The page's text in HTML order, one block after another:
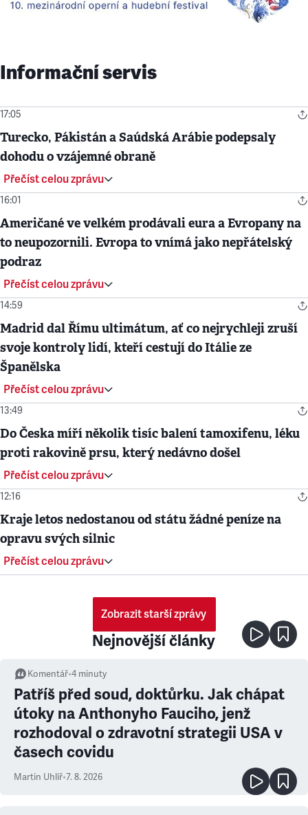
Informační servis
17:05
Turecko, Pákistán a Saúdská Arábie podepsaly
dohodu o vzájemné obraně
Přečíst celou zprávu
16:01
Američané ve velkém prodávali eura a Evropany na
to neupozornili. Evropa to vnímá jako nepřátelský
podraz
Přečíst celou zprávu
14:59
Madrid dal Římu ultimátum, ať co nejrychleji zruší
svoje kontroly lidí, kteří cestují do Itálie ze
Španělska
Přečíst celou zprávu
13:49
Do Česka míří několik tisíc balení tamoxifenu, léku
proti rakovině prsu, který nedávno došel
Přečíst celou zprávu
12:16
Kraje letos nedostanou od státu žádné peníze na
opravu svých silnic
Přečíst celou zprávu
Zobrazit starší zprávy
Nejnovější články
Komentář•4 minuty
Patříš před soud, doktůrku. Jak chápat
útoky na Anthonyho Fauciho, jenž
rozhodoval o zdravotní strategii USA v
časech covidu
Martin Uhlíř•7. 8. 2026